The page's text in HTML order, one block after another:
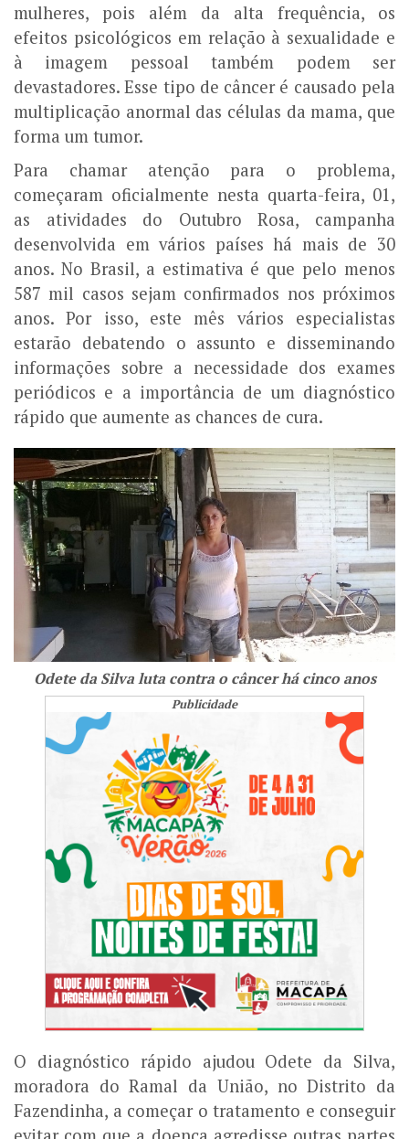
mulheres, pois além da alta frequência, os
efeitos psicológicos em relação à sexualidade e
à imagem pessoal também podem ser
devastadores. Esse tipo de câncer é causado pela
multiplicação anormal das células da mama, que
forma um tumor.
Para chamar atenção para o problema,
começaram oficialmente nesta quarta-feira, 01,
as atividades do Outubro Rosa, campanha
desenvolvida em vários países há mais de 30
anos. No Brasil, a estimativa é que pelo menos
587 mil casos sejam confirmados nos próximos
anos. Por isso, este mês vários especialistas
estarão debatendo o assunto e disseminando
informações sobre a necessidade dos exames
periódicos e a importância de um diagnóstico
rápido que aumente as chances de cura.
Odete da Silva luta contra o câncer há cinco anos
Publicidade
O diagnóstico rápido ajudou Odete da Silva,
moradora do Ramal da União, no Distrito da
Fazendinha, a começar o tratamento e conseguir